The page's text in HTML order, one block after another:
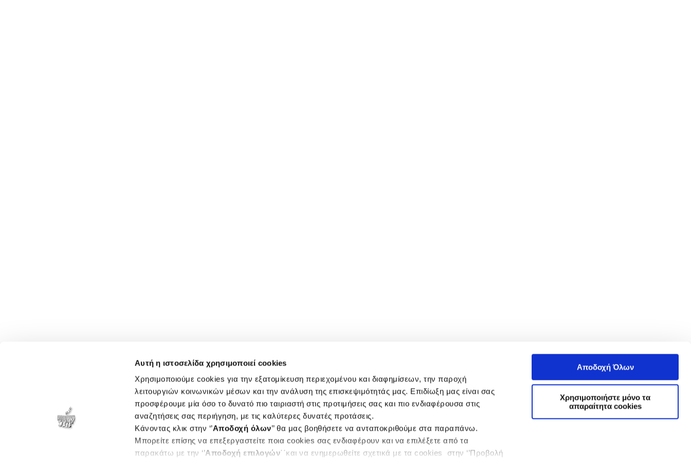
Αυτή η ιστοσελίδα χρησιμοποιεί cookies
Χρησιμοποιούμε cookies για την εξατομίκευση περιεχομένου και διαφημίσεων, την παροχή
λειτουργιών κοινωνικών μέσων και την ανάλυση της επισκεψιμότητάς μας. Επιδίωξη μας είναι σας
προσφέρουμε μία όσο το δυνατό πιο ταιριαστή στις προτιμήσεις σας και πιο ενδιαφέρουσα στις
αναζητήσεις σας περιήγηση, με τις καλύτερες δυνατές προτάσεις.
Κάνοντας κλικ στην ‘’Αποδοχή όλων’’ θα μας βοηθήσετε να ανταποκριθούμε στα παραπάνω.
Μπορείτε επίσης να επεξεργαστείτε ποια cookies σας ενδιαφέρουν και να επιλέξετε από τα
παρακάτω με την ‘’Αποδοχή επιλογών΄΄και να ενημερωθείτε σχετικά με τα cookies στην ‘’Προβολή
Αποδοχή Όλων
Χρησιμοποιήστε μόνο τα
απαραίτητα cookies